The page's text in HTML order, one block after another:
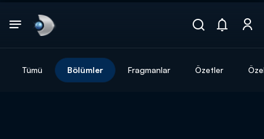
Tümü Bölümler Fragmanlar Özetler